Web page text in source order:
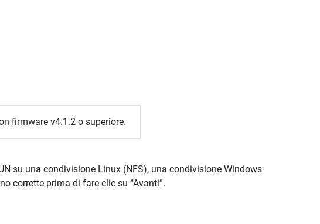
firmware v4.1.2 o superiore.
su una condivisione Linux (NFS), una condivisione Windows
corrette prima di fare clic su “Avanti”.